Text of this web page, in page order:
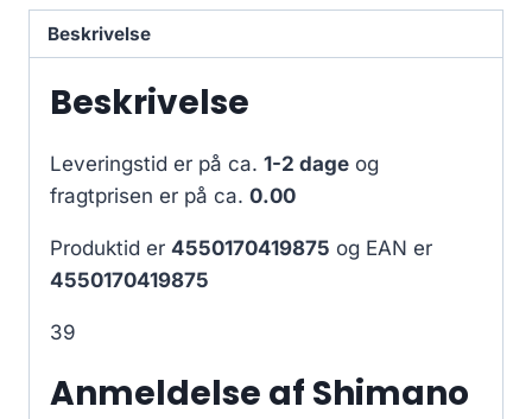
Beskrivelse
Beskrivelse
Leveringstid er på ca. 1-2 dage og
fragtprisen er på ca. 0.00
Produktid er 4550170419875 og EAN er
4550170419875
39
Anmeldelse af Shimano